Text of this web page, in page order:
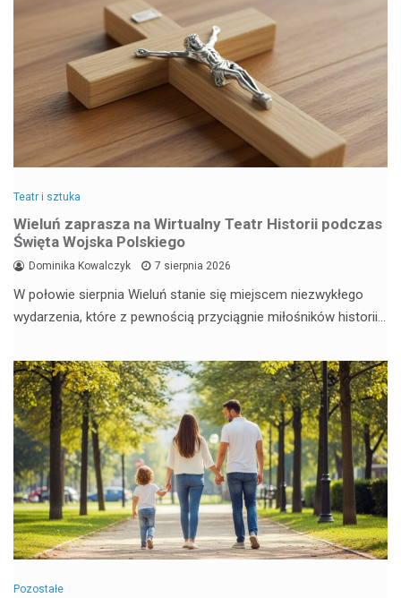
Teatr i sztuka
Wieluń zaprasza na Wirtualny Teatr Historii podczas
Święta Wojska Polskiego
Dominika Kowalczyk 7 sierpnia 2026
W połowie sierpnia Wieluń stanie się miejscem niezwykłego
wydarzenia, które z pewnością przyciągnie miłośników historii…
Pozostałe